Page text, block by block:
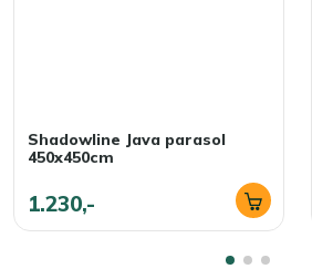
Shadowline Java parasol
450x450cm
1.230,-